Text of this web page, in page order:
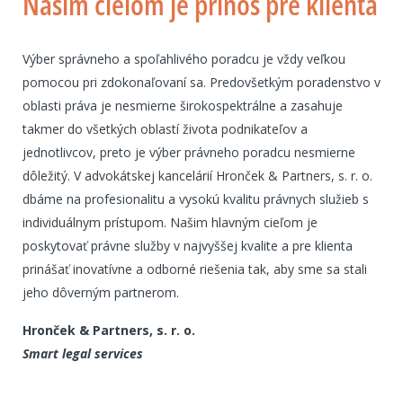
Výber správneho a spoľahlivého poradcu je vždy veľkou
pomocou pri zdokonaľovaní sa. Predovšetkým poradenstvo v
oblasti práva je nesmierne širokospektrálne a zasahuje
takmer do všetkých oblastí života podnikateľov a
jednotlivcov, preto je výber právneho poradcu nesmierne
dôležitý. V advokátskej kancelárií Hronček & Partners, s. r. o.
dbáme na profesionalitu a vysokú kvalitu právnych služieb s
individuálnym prístupom. Našim hlavným cieľom je
poskytovať právne služby v najvyššej kvalite a pre klienta
prinášať inovatívne a odborné riešenia tak, aby sme sa stali
jeho dôverným partnerom.
Hronček & Partners, s. r. o.
Smart legal services